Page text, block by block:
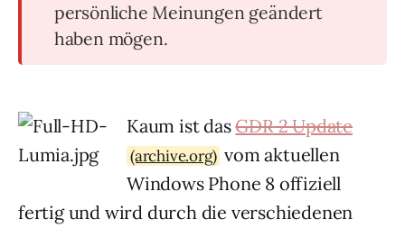
persönliche Meinungen geändert
haben mögen.
Kaum ist dasGDR2 Update
(archive.org) vom aktuellen
Windows Phone 8 offiziell
fertig und wird durch die verschiedenen